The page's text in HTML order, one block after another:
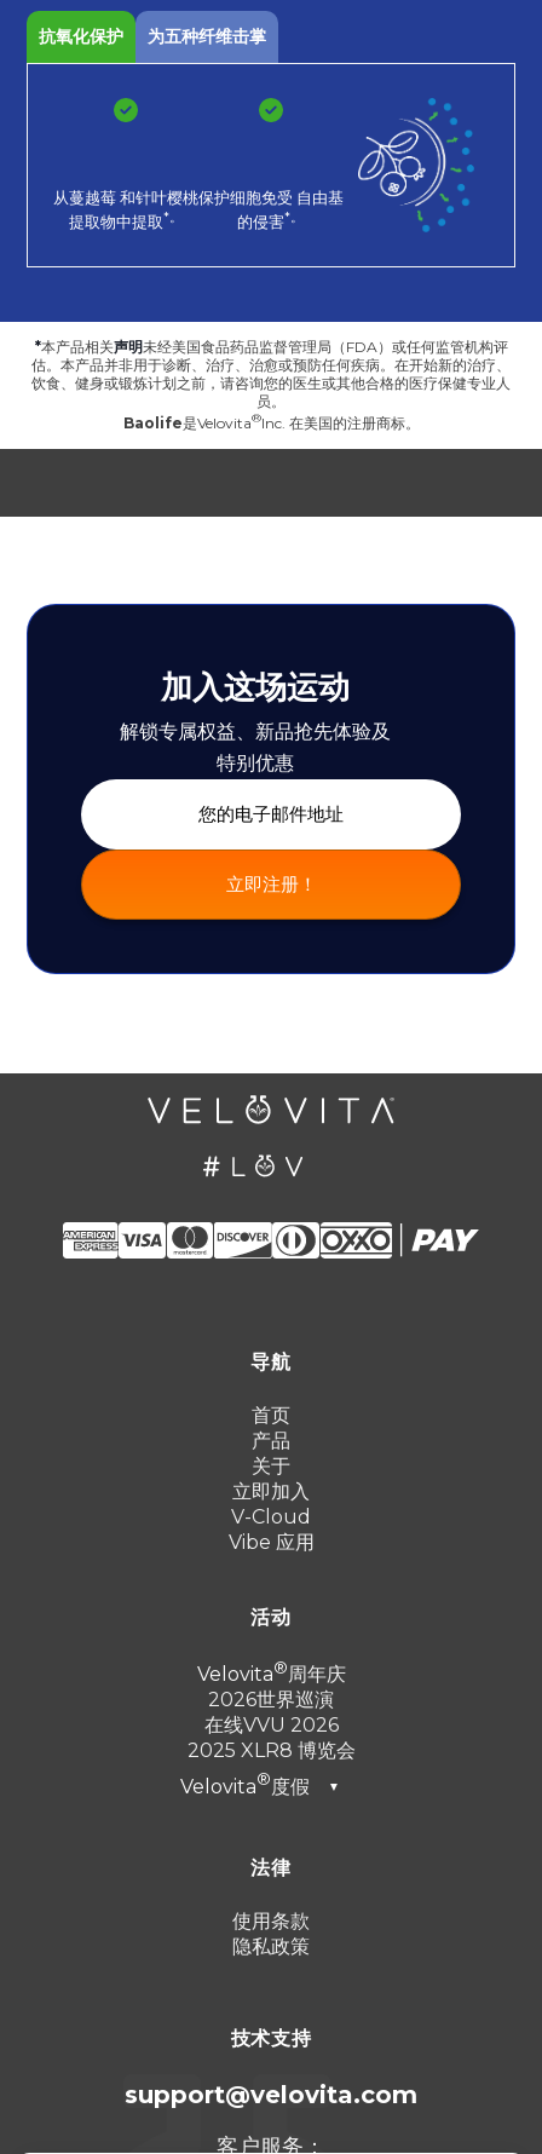
抗氧化保护 为五种纤维击掌
从蔓越莓和针叶樱桃
提取物中提取*。
保护细胞免受 自由基
的侵害*。
*本产品相关声明未经美国食品药品监督管理局（FDA）或任何监管机构评
估。本产品并非用于诊断、治疗、治愈或预防任何疾病。在开始新的治疗、
饮食、健身或锻炼计划之前，请咨询您的医生或其他合格的医疗保健专业人
员。
Baolife是Velovita Inc. 在美国的注册商标。
加入这场运动
解锁专属权益、新品抢先体验及
特别优惠
导航
首页
产品
关于
立即加入
V-Cloud
Vibe 应用
活动
Velovita
周年庆
2026世界巡演
在线VVU 2026
2025 XLR8 博览会
Velovita
度假 ▼
土耳其 2025
蓬塔卡纳 2024
坎昆 2023
法律
使用条款
隐私政策
技术支持
support@velovita.com
客户服务：